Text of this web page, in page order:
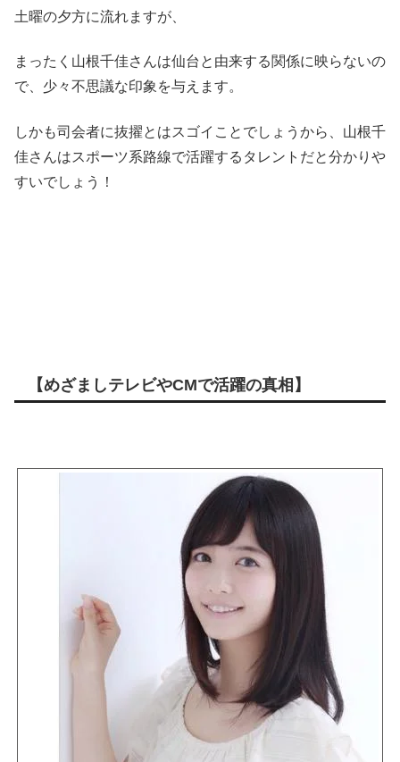
土曜の夕方に流れますが、
まったく山根千佳さんは仙台と由来する関係に映らないの
で、少々不思議な印象を与えます。
しかも司会者に抜擢とはスゴイことでしょうから、山根千
佳さんはスポーツ系路線で活躍するタレントだと分かりや
すいでしょう！
【めざましテレビやCMで活躍の真相】